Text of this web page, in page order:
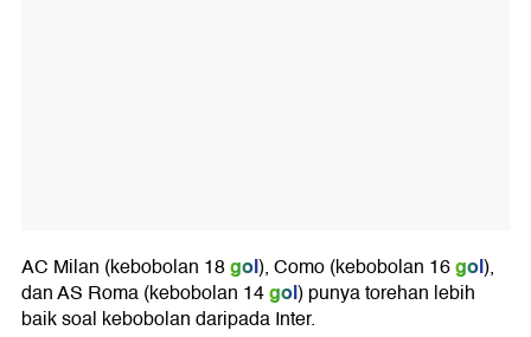
AC Milan (kebobolan 18gol), Como (kebobolan 16gol),
dan AS Roma (kebobolan 14gol) punya torehan lebih
baik soal kebobolan daripada Inter.